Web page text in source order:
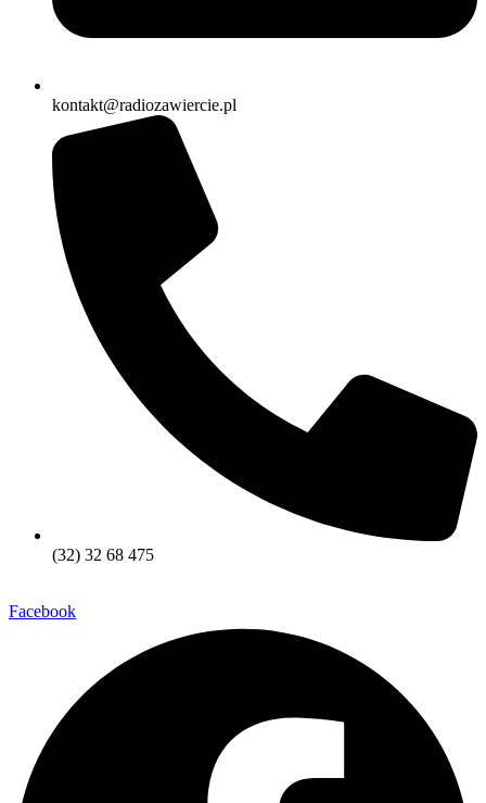
kontakt@radiozawiercie.pl
(32) 32 68 475
Facebook